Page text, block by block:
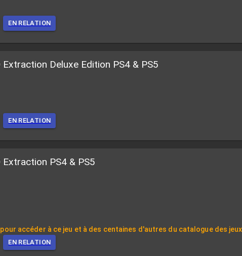
EN RELATION
Deluxe Edition PS4 & PS5
EN RELATION
PS4 & PS5
accéder à ce jeu et à des centaines d'autres du catalogue des jeux
EN RELATION